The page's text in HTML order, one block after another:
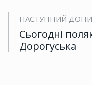
НАСТУПНИЙ
Сьогодні
Дорогуська